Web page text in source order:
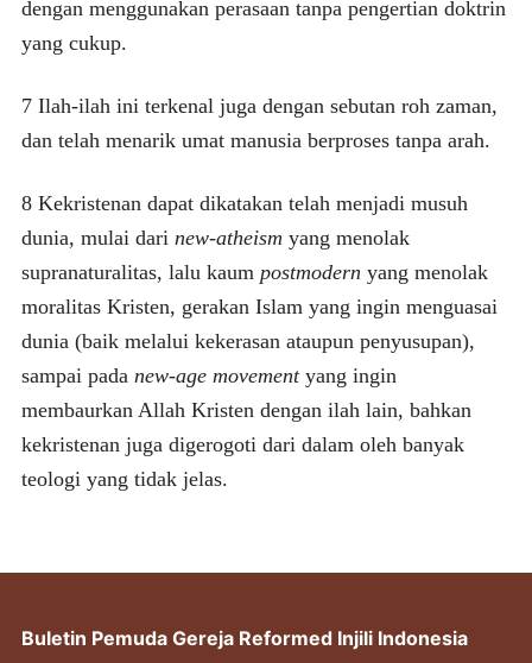
dengan menggunakan perasaan tanpa pengertian doktrin
yang cukup.
7 Ilah-ilah ini terkenal juga dengan sebutan roh zaman,
dan telah menarik umat manusia berproses tanpa arah.
8 Kekristenan dapat dikatakan telah menjadi musuh
dunia, mulai dari new-atheism yang menolak
supranaturalitas, lalu kaum postmodern yang menolak
moralitas Kristen, gerakan Islam yang ingin menguasai
dunia (baik melalui kekerasan ataupun penyusupan),
sampai pada new-age movementyang ingin
membaurkan Allah Kristen dengan ilah lain, bahkan
kekristenan juga digerogoti dari dalam oleh banyak
teologi yang tidak jelas.
Buletin Pemuda Gereja Reformed Injili Indonesia